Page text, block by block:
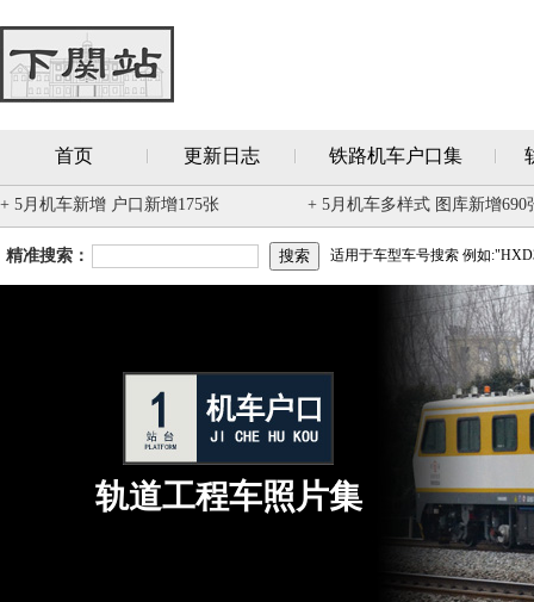
首页 更新日志 铁路机车户口集
+ 5月机车新增 户口新增175张 + 5月机车多样式 图库新增690
精准搜索： 适用于车型车号搜索 例如
轨道工程车照片集